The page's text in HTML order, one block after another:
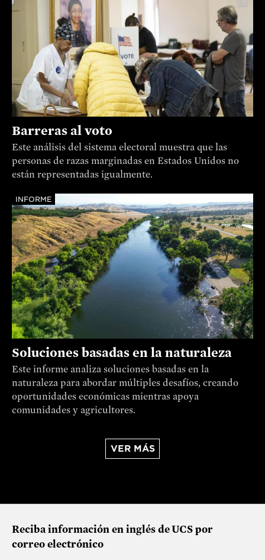
Barreras al voto
Este análisis del sistema electoral muestra que las
personas de razas marginadas en Estados Unidos no
están representadas igualmente.
INFORME
Soluciones basadas en la naturaleza
Este informe analiza soluciones basadas en la
naturaleza para abordar múltiples desafíos, creando
oportunidades económicas mientras apoya
comunidades y agricultores.
VER MÁS
Reciba información en inglés de UCS por
correo electrónico